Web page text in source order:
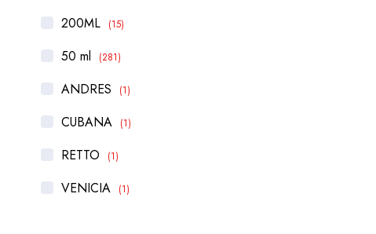
200ML (15)
50 ml (281)
ANDRES (1)
CUBANA (1)
RETTO (1)
VENICIA (1)